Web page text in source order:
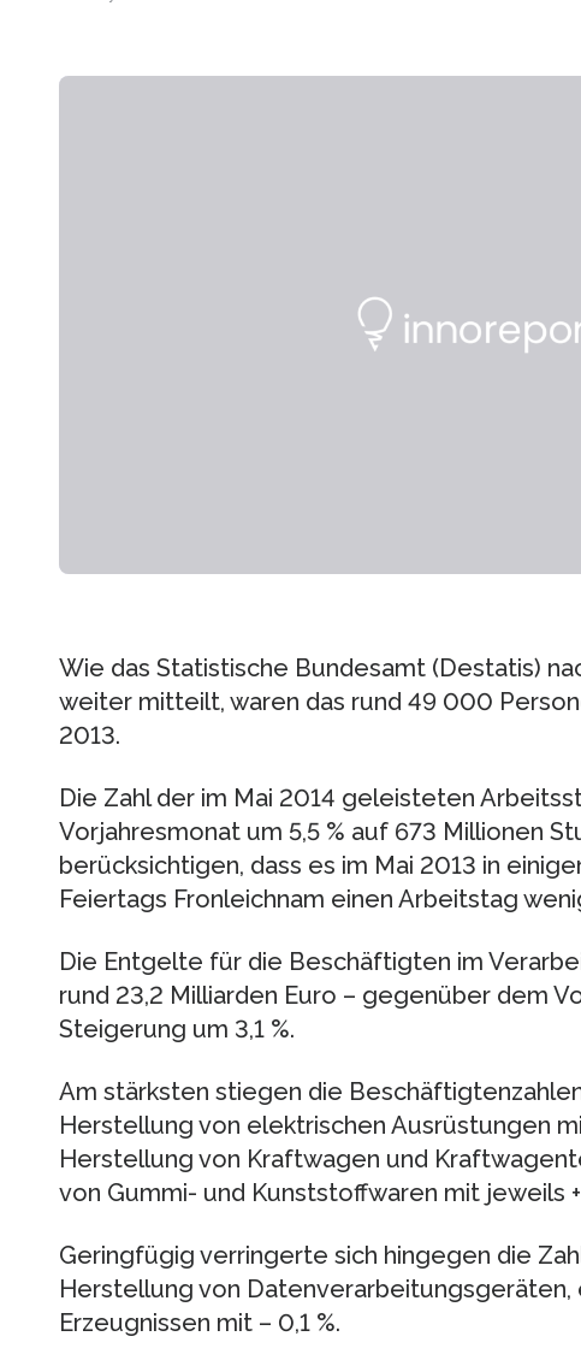
Wie das Statistische Bundesamt (Destatis)
weiter mitteilt, waren das rund 49 000
2013.
Die Zahl der im Mai 2014 geleisteten
Vorjahresmonat um 5,5 % auf 673 Millionen
berücksichtigen, dass es im Mai 2013 in
Feiertags Fronleichnam einen Arbeitstag
Die Entgelte für die Beschäftigten im
rund 23,2 Milliarden Euro – gegenüber dem
Steigerung um 3,1 %.
Am stärksten stiegen die
Herstellung von elektrischen Ausrüstungen
Herstellung von Kraftwagen und
von Gummi- und Kunststoffwaren mit jeweils
Geringfügig verringerte sich hingegen die
Herstellung von
Erzeugnissen mit – 0,1 %.